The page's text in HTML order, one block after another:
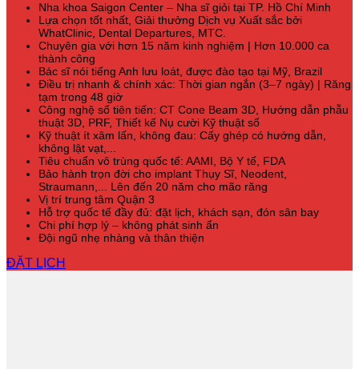
Nha khoa Saigon Center – Nha sĩ giỏi tại TP. Hồ Chí Minh
Lựa chọn tốt nhất, Giải thưởng Dịch vụ Xuất sắc bởi
WhatClinic, Dental Departures, MTC.
Chuyên gia với hơn 15 năm kinh nghiệm | Hơn 10.000 ca
thành công
Bác sĩ nói tiếng Anh lưu loát, được đào tạo tại Mỹ, Brazil
Điều trị nhanh & chính xác: Thời gian ngắn (3–7 ngày) | Răng
tạm trong 48 giờ
Công nghệ số tiên tiến: CT Cone Beam 3D, Hướng dẫn phẫu
thuật 3D, PRF, Thiết kế Nụ cười Kỹ thuật số
Kỹ thuật ít xâm lấn, không đau: Cấy ghép có hướng dẫn,
không lật vạt,...
Tiêu chuẩn vô trùng quốc tế: AAMI, Bộ Y tế, FDA
Bảo hành trọn đời cho implant Thụy Sĩ, Neodent,
Straumann,... Lên đến 20 năm cho mão răng
Vị trí trung tâm Quận 3
Hỗ trợ quốc tế đầy đủ: đặt lịch, khách sạn, đón sân bay
Chi phí hợp lý – không phát sinh ẩn
Đội ngũ nhẹ nhàng và thân thiện
ĐẶT LỊCH